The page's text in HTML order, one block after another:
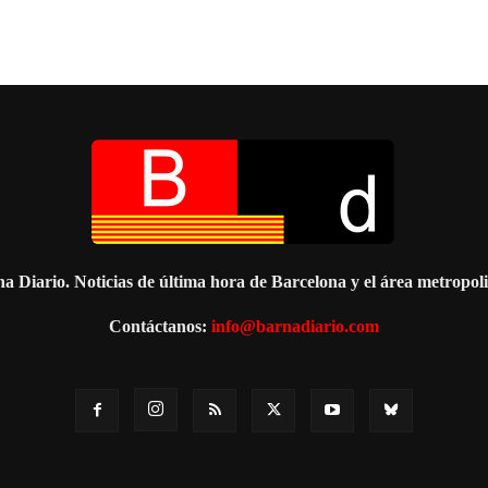
Diario. Noticias de última hora de Barcelona y el área
Contáctanos: info@barnadiario.com